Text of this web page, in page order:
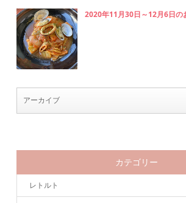
2020年11月30日～12月6日の
カテゴリー
レトルト